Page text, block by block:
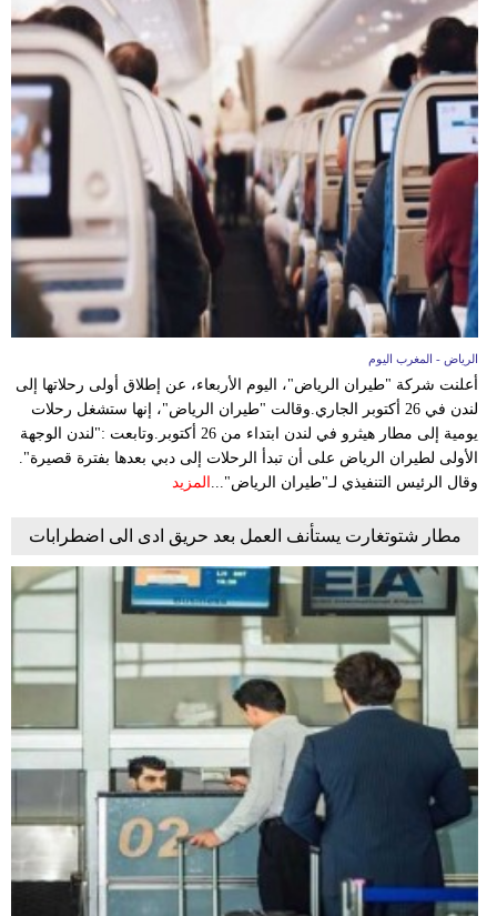
علوم
وتكنولوجيا
بيئة
مدوَّنات
فيديو
سيارات
الرياض - المغرب اليوم
أعلنت شركة "طيران الرياض"، اليوم الأربعاء، عن إطلاق أولى رحلاتها إلى
لندن في 26 أكتوبر الجاري.وقالت "طيران الرياض"، إنها ستشغل رحلات
يومية إلى مطار هيثرو في لندن ابتداء من 26 أكتوبر.وتابعت :"لندن الوجهة
الأولى لطيران الرياض على أن تبدأ الرحلات إلى دبي بعدها بفترة قصيرة".
وقال الرئيس التنفيذي لـ"طيران الرياض"... المزيد
مطار شتوتغارت يستأنف العمل بعد حريق ادى الى اضطرابات